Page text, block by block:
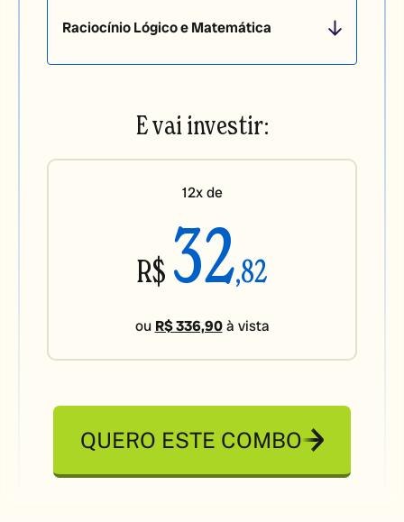
Raciocínio Lógico e Matemática
E vai investir:
12x de
R$ 32,82
ou R$ 336,90à vista
QUERO ESTE COMBO